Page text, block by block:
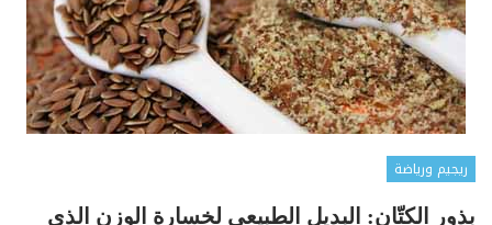
ريجيم ورياضة
بذور الكتّان: البديل الطبيعي لخسارة الوزن الذي